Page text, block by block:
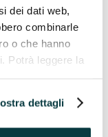
dei dati web,
combinarle
o che hanno
Potrà leggere la
dettagli
PSICOFISICO